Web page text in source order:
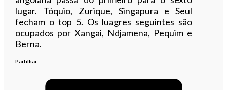
lugar. Tóquio, Zurique, Singapura e Seul
fecham o top 5. Os luagres seguintes são
ocupados por Xangai, Ndjamena, Pequim e
Berna.
Partilhar